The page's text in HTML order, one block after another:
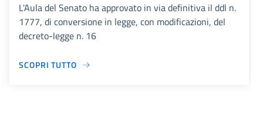
L'Aula del Senato ha approvato in via definitiva il ddl n.
1777, di conversione in legge, con modificazioni, del
decreto-legge n. 16
SCOPRI TUTTO